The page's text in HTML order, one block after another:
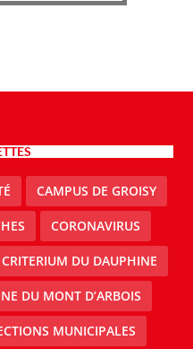
CAMPUS DE GROISY
CORONAVIRUS
CRITERIUM DU DAUPHINE
DU MONT D’ARBOIS
MUNICIPALES